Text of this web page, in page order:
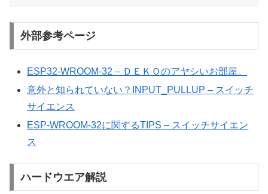
外部参考ページ
ESP32-WROOM-32 – ＤＥＫＯのアヤシいお部屋。
意外と知られていない？INPUT_PULLUP – スイッチ
サイエンス
ESP-WROOM-32に関するTIPS – スイッチサイエン
ス
ハードウエア解説